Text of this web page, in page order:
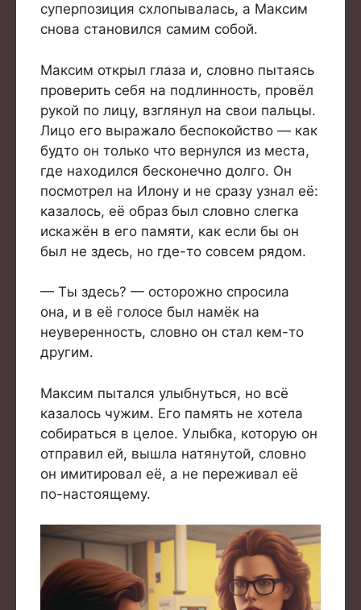
суперпозиция схлопывалась, а Максим
снова становился самим собой.
Максим открыл глаза и, словно пытаясь
проверить себя на подлинность, провёл
рукой по лицу, взглянул на свои пальцы.
Лицо его выражало беспокойство — как
будто он только что вернулся из места,
где находился бесконечно долго. Он
посмотрел на Илону и не сразу узнал её:
казалось, её образ был словно слегка
искажён в его памяти, как если бы он
был не здесь, но где-то совсем рядом.
— Ты здесь? — осторожно спросила
она, и в её голосе был намёк на
неуверенность, словно он стал кем-то
другим.
Максим пытался улыбнуться, но всё
казалось чужим. Его память не хотела
собираться в целое. Улыбка, которую он
отправил ей, вышла натянутой, словно
он имитировал её, а не переживал её
по-настоящему.